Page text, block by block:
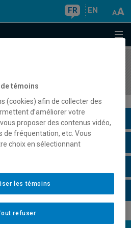
FR EN
témoins
(cookies) afin de collecter des
d’améliorer votre
proposer des contenus vidéo,
de fréquentation, etc. Vous
choix en sélectionnant
refuser
les témoins